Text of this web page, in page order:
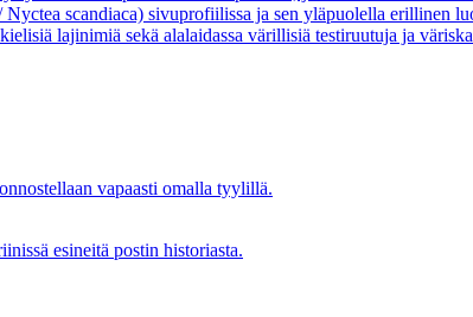
vapaasti omalla tyylillä.